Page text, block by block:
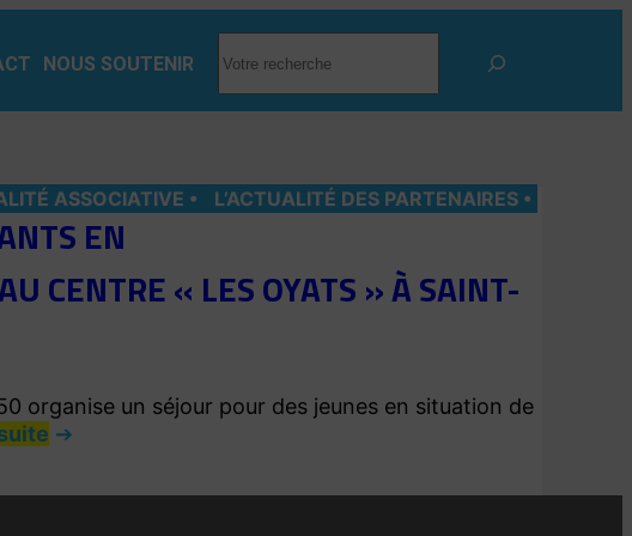
NOUS SOUTENIR
ASSOCIATIVE L’ACTUALITÉ DES PARTENAIRES
EN
CENTRE « LES OYATS » À SAINT-
organise un séjour pour des jeunes en situation de